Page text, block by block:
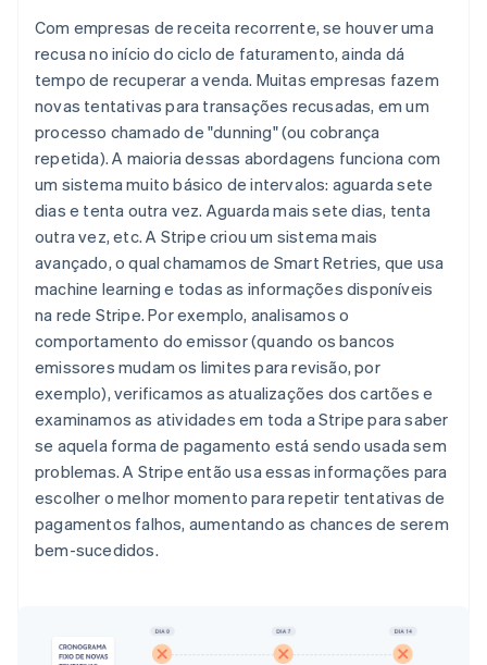
Com empresas de receita recorrente, se houver uma
recusa no início do ciclo de faturamento, ainda dá
tempo de recuperar a venda. Muitas empresas fazem
novas tentativas para transações recusadas, em um
processo chamado de "dunning" (ou cobrança
repetida). A maioria dessas abordagens funciona com
um sistema muito básico de intervalos: aguarda sete
dias e tenta outra vez. Aguarda mais sete dias, tenta
outra vez, etc. A Stripe criou um sistema mais
avançado, o qual chamamos de Smart Retries, que usa
machine learning e todas as informações disponíveis
na rede Stripe. Por exemplo, analisamos o
comportamento do emissor (quando os bancos
emissores mudam os limites para revisão, por
exemplo), verificamos as atualizações dos cartões e
examinamos as atividades em toda a Stripe para saber
se aquela forma de pagamento está sendo usada sem
problemas. A Stripe então usa essas informações para
escolher o melhor momento para repetir tentativas de
pagamentos falhos, aumentando as chances de serem
bem-sucedidos.